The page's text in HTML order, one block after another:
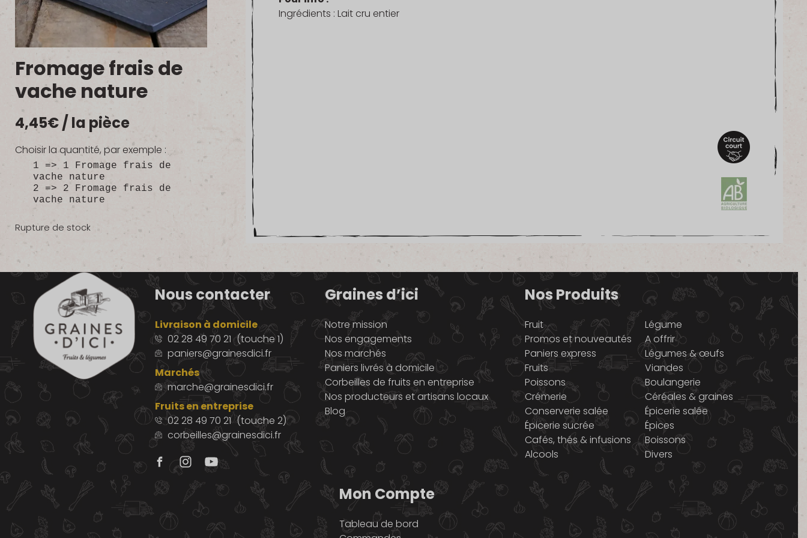
Fromage frais de
vache nature
4,45€/ la pièce
Choisir la quantité, par exemple :
1 => 1 Fromage frais de
vache nature
2 => 2 Fromage frais de
vache nature
Rupture de stock
Ingrédients : Lait cru entier
Nous contacter
Livraison à domicile
02 28 49 70 21 (touche 1)
paniers@grainesdici.fr
Marchés
marche@grainesdici.fr
Fruits en entreprise
02 28 49 70 21 (touche 2)
corbeilles@grainesdici.fr
Graines d’ici
Notre mission
Nos engagements
Nos marchés
Paniers livrés à domicile
Corbeilles de fruits en entreprise
Nos producteurs et artisans locaux
Blog
Nos Produits
Fruit
Légume
Promos et nouveautés
A offrir
Paniers express
Légumes & œufs
Fruits
Viandes
Poissons
Boulangerie
Crémerie
Céréales & graines
Conserverie salée
Épicerie salée
Épicerie sucrée
Épices
Cafés, thés & infusions
Boissons
Alcools
Divers
Mon Compte
Tableau de bord